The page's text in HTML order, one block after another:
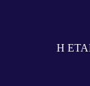
Η